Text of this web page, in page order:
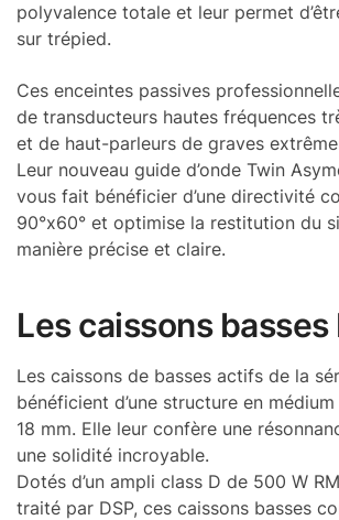
polyvalence totale et leur permet
sur trépied.
Ces enceintes passives
de transducteurs hautes fréquences
et de haut-parleurs de graves
Leur nouveau guide d’onde Twin
vous fait bénéficier d’une directivité
90°x60° et optimise la restitution du
manière précise et claire.
Les caissons basses
Les caissons de basses actifs de la
bénéficient d’une structure en
18 mm. Elle leur confère une
une solidité incroyable.
Dotés d’un ampli class D de 500 W
traité par DSP, ces caissons basses